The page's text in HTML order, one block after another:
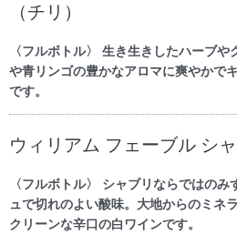
（チリ）
〈フルボトル〉 生き生きしたハーブ
や青リンゴの豊かなアロマに爽やかで
です。
ウィリアム フェーブル シ
〈フルボトル〉 シャブリならではの
ュで切れのよい酸味。大地からのミネ
クリーンな辛口の白ワインです。